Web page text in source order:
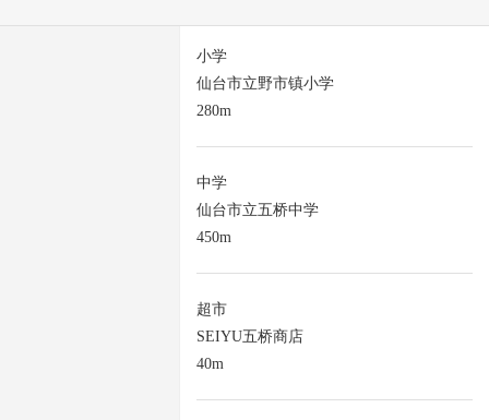
小学
仙台市立野市镇小学
280m
中学
仙台市立五桥中学
450m
超市
SEIYU五桥商店
40m